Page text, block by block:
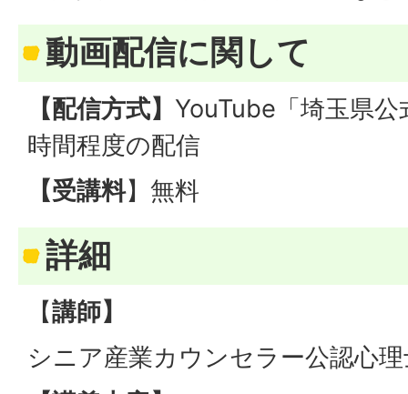
動画配信に関して
【配信方式】 YouTube「埼玉県
時間程度の配信
【受講料】無料
詳細
【講師】
シニア産業カウンセラー公認心